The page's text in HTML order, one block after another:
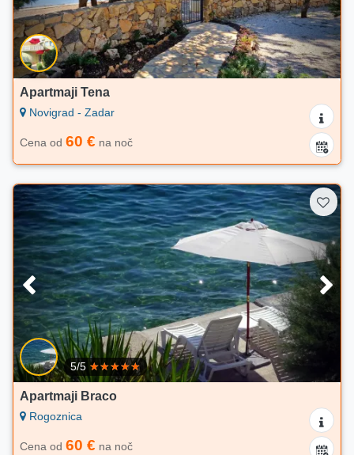
Apartmaji Tena
Novigrad - Zadar
Cena od 60 € na noč
5/5
Apartmaji Braco
Rogoznica
Cena od 60 € na noč